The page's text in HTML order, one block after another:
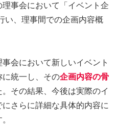
事会において「イベント企
い、理事間での企画内容概
会において新しいイベント
に統一し、その企画内容の骨
その結果、今後は実際のイ
さらに詳細な具体的内容に